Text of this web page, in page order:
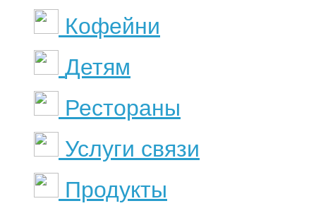
Кофейни
Детям
Рестораны
Услуги связи
Продукты